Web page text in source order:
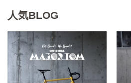
人気BLOG